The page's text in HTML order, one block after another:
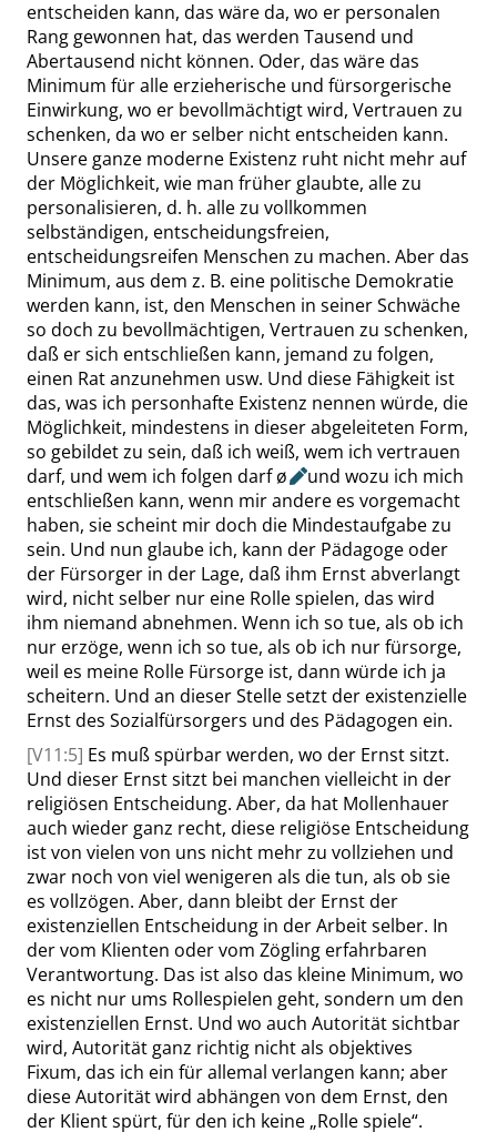
entscheiden kann, das wäre da, wo er personalen
Rang gewonnen hat, das werden Tausend und
Abertausend nicht können. Oder, das wäre das
Minimum für alle erzieherische und fürsorgerische
Einwirkung, wo er bevollmächtigt wird, Vertrauen zu
schenken, da wo er selber nicht entscheiden kann.
Unsere ganze moderne Existenz ruht nicht mehr auf
der Möglichkeit, wie man früher glaubte, alle zu
personalisieren, d. h. alle zu vollkommen
selbständigen, entscheidungsfreien,
entscheidungsreifen Menschen zu machen. Aber das
Minimum, aus dem z. B. eine politische Demokratie
werden kann, ist, den Menschen in seiner Schwäche
so doch zu bevollmächtigen, Vertrauen zu schenken,
daß er sich entschließen kann, jemand zu folgen,
einen Rat anzunehmen usw. Und diese Fähigkeit ist
das, was ich personhafte Existenz nennen würde, die
Möglichkeit, mindestens in dieser abgeleiteten Form,
so gebildet zu sein, daß ich weiß, wem ich vertrauen
darf, und wem ich folgen darfø
und wozu ich mich
entschließen kann, wenn mir andere es vorgemacht
haben, sie scheint mir doch die Mindestaufgabe zu
sein. Und nun glaube ich, kann der Pädagoge oder
der Fürsorger in der Lage, daß ihm Ernst abverlangt
wird, nicht selber nur eine Rolle spielen, das wird
ihm niemand abnehmen. Wenn ich so tue, als ob ich
nur erzöge, wenn ich so tue, als ob ich nur fürsorge,
weil es meine Rolle Fürsorge ist, dann würde ich ja
scheitern. Und an dieser Stelle setzt der existenzielle
Ernst des Sozialfürsorgers und des Pädagogen ein.
[V11:5] Es muß spürbar werden, wo der Ernst sitzt.
Und dieser Ernst sitzt bei manchen vielleicht in der
religiösen Entscheidung. Aber, da hat Mollenhauer
auch wieder ganz recht, diese religiöse Entscheidung
ist von vielen von uns nicht mehr zu vollziehen und
zwar noch von viel wenigeren als die tun, als ob sie
es vollzögen. Aber, dann bleibt der Ernst der
existenziellen Entscheidung in der Arbeit selber. In
der vom Klienten oder vom Zögling erfahrbaren
Verantwortung. Das ist also das kleine Minimum, wo
es nicht nur ums Rollespielen geht, sondern um den
existenziellen Ernst. Und wo auch Autorität sichtbar
wird, Autorität ganz richtig nicht als objektives
Fixum, das ich ein für allemal verlangen kann; aber
diese Autorität wird abhängen von dem Ernst, den
der Klient spürt, für den ich keine „Rolle spiele“.